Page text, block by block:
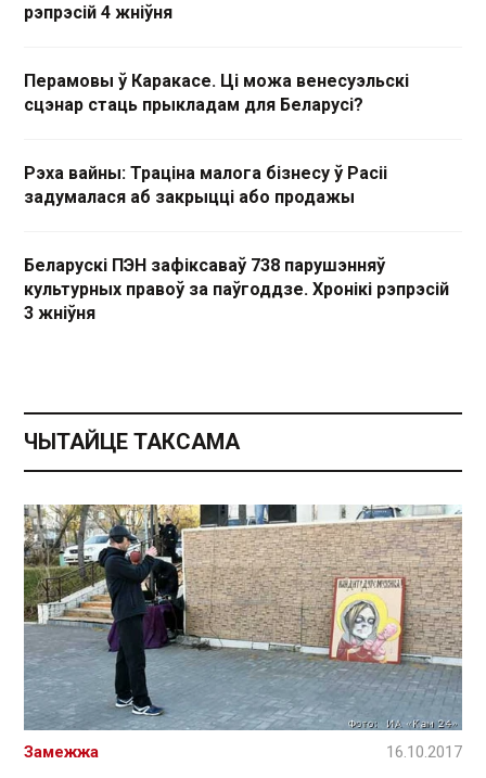
рэпрэсій 4 жніўня
Перамовы ў Каракасе. Ці можа венесуэльскі
сцэнар стаць прыкладам для Беларусі?
Рэха вайны: Траціна малога бізнесу ў Расіі
задумалася аб закрыцці або продажы
Беларускі ПЭН зафіксаваў 738 парушэнняў
культурных правоў за паўгоддзе. Хронікі рэпрэсій
3 жніўня
ЧЫТАЙЦЕ ТАКСАМА
Замежжа 16.10.2017